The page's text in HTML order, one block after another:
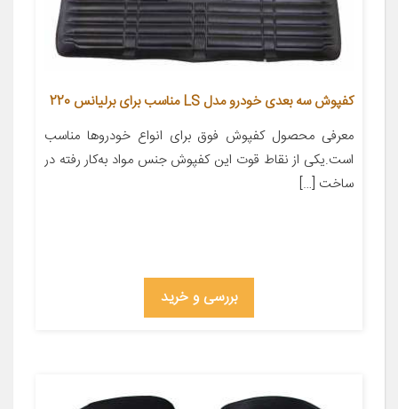
کفپوش سه بعدی خودرو مدل LS مناسب برای برلیانس 220
معرفی محصول کفپوش فوق برای انواع خودروها مناسب
است.یکی از نقاط قوت این کفپوش جنس مواد به‌کار رفته در
ساخت […]
بررسی و خرید